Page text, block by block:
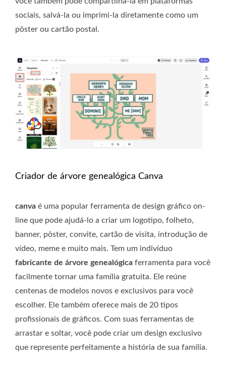
sociais, salvá-la ou imprimi-la diretamente como um
pôster ou cartão postal.
Criador de árvore genealógica Canva
canva é uma popular ferramenta de design gráfico on-
line que pode ajudá-lo a criar um logotipo, folheto,
banner, pôster, convite, cartão de visita, introdução de
vídeo, meme e muito mais. Tem um indivíduo
fabricante de árvore genealógica ferramenta para você
facilmente tornar uma família gratuita. Ele reúne
centenas de modelos novos e exclusivos para você
escolher. Ele também oferece mais de 20 tipos
profissionais de gráficos. Com suas ferramentas de
arrastar e soltar, você pode criar um design exclusivo
que represente perfeitamente a história de sua família.